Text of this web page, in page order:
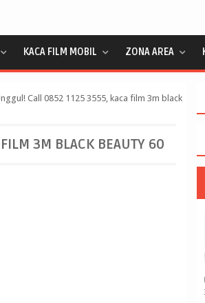
KACA FILM MOBIL ZONA AREA
Call 0852 1125 3555, kaca film 3m black
3M BLACK BEAUTY 60